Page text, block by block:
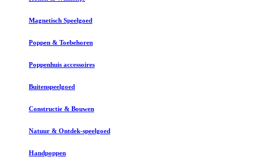
Magnetisch Speelgoed
Poppen & Toebehoren
Poppenhuis accessoires
Buitenspeelgoed
Constructie & Bouwen
Natuur & Ontdek-speelgoed
Handpoppen